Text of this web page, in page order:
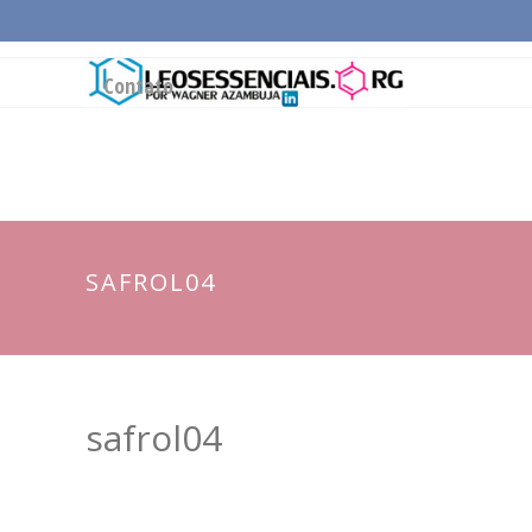
Contato
SAFROL04
safrol04